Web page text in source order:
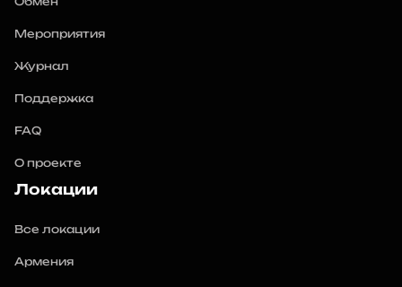
Мероприятия
Журнал
Поддержка
FAQ
О проекте
Локации
Все локации
Армения